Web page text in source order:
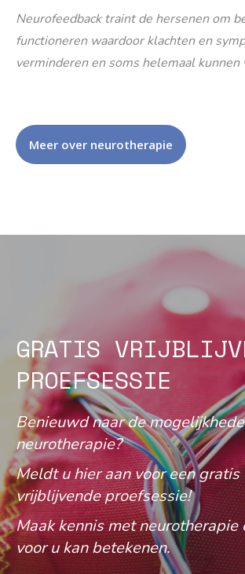
Neurofeedback traint de hersenen om
functioneren waardoor klachten en
verminderen en soms helemaal kunnen
Meer over neurotherapie
GRATIS
PROEFSESSIE
Benieuwd naar de
neurotherapie?
Meldt u hier aan voor een gratis
vrijblijvende proefsessie!
Maak kennis met neurotherapie
voor u kan betekenen.